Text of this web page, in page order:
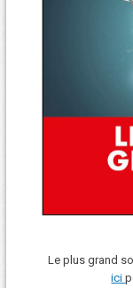
Le plus grand
ici